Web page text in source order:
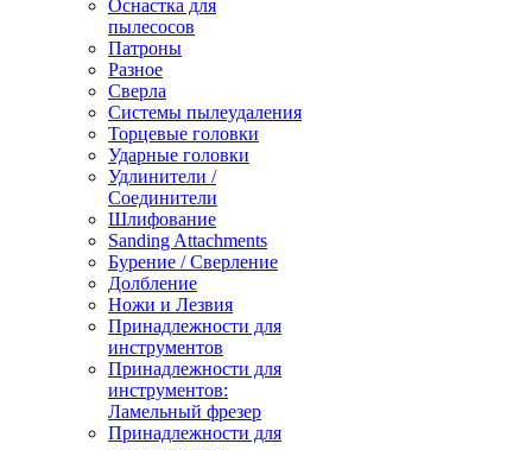
Оснастка для
пылесосов
Патроны
Разное
Сверла
Системы пылеудаления
Торцевые головки
Ударные головки
Удлинители /
Соединители
Шлифование
Sanding Attachments
Бурение / Сверление
Долбление
Ножи и Лезвия
Принадлежности для
инструментов
Принадлежности для
инструментов:
Ламельный фрезер
Принадлежности для